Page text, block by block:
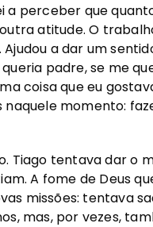
a perceber que
atitude. O
a dar um
padre, se me
coisa que eu
naquele momento:
Tiago tentava dar o
A fome de Deus
missões: tentava
mas, por vezes,